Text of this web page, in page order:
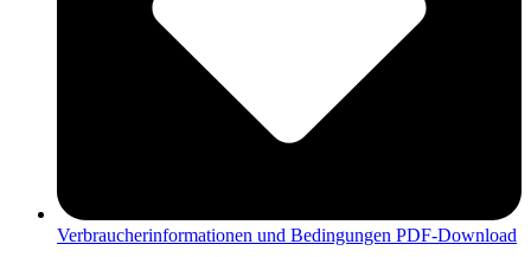
Verbraucherinformationen und Bedingungen PDF-Download